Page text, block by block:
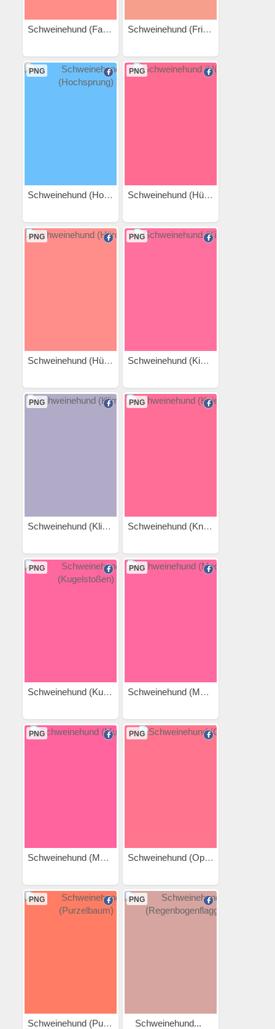
Schweinehund (Fahrrad) Schweinehund (Frisbee)
PNG
Schweinehund (Hochsprung)
PNG
Schweinehund (Hüpfen)
PNG
Schweinehund (Hürdenlauf)
PNG
Schweinehund (Kissen)
PNG
Schweinehund (Klimmzug)
PNG
Schweinehund (Kniebeuge)
PNG
Schweinehund (Kugelstoßen)
PNG
Schweinehund (Meditation)
PNG
Schweinehund (Muskeln)
PNG
Schweinehund (Opa)
PNG
Schweinehund (Purzelbaum)
PNG
Schweinehund...